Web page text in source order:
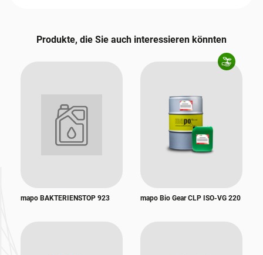
Produkte, die Sie auch interessieren könnten
mapo BAKTERIENSTOP 923 mapo Bio Gear CLP ISO-VG 220